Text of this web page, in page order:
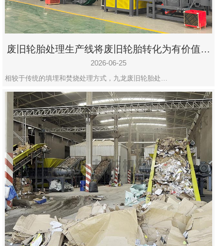
废旧轮胎处理生产线将废旧轮胎转化为有价值的
资源
2026-06-25
相较于传统的填埋和焚烧处理方式，九龙废旧轮胎处…